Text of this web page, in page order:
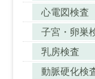
心電図検査
子宮・卵巣
乳房検査
動脈硬化検